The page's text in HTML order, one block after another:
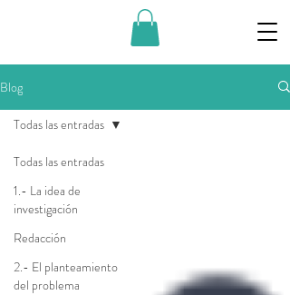
Blog
Todas las entradas
1.- La idea de
investigación
Redacción
2.- El planteamiento
del problema
Todas las entradas